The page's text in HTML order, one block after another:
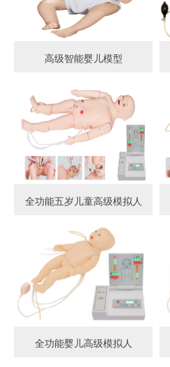
高级智能婴儿模型
全功能五岁儿童高级模拟人
全功能婴儿高级模拟人